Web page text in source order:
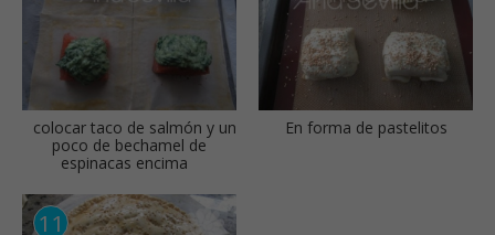
colocar taco de salmón y un
poco de bechamel de
espinacas encima
En forma de pastelitos